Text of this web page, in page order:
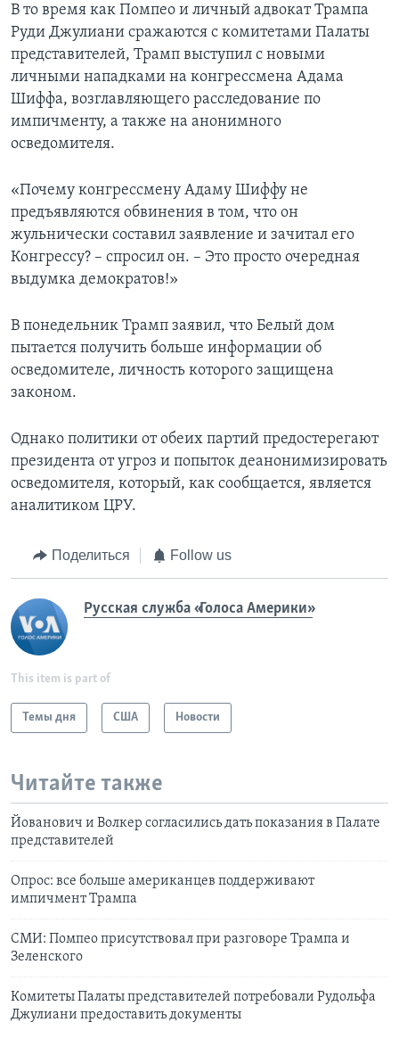
В то время как Помпео и личный адвокат Трампа
Руди Джулиани сражаются с комитетами Палаты
представителей, Трамп выступил с новыми
личными нападками на конгрессмена Адама
Шиффа, возглавляющего расследование по
импичменту, а также на анонимного
осведомителя.
«Почему конгрессмену Адаму Шиффу не
предъявляются обвинения в том, что он
жульнически составил заявление и зачитал его
Конгрессу? – спросил он. – Это просто очередная
выдумка демократов!»
В понедельник Трамп заявил, что Белый дом
пытается получить больше информации об
осведомителе, личность которого защищена
законом.
Однако политики от обеих партий предостерегают
президента от угроз и попыток деанонимизировать
осведомителя, который, как сообщается, является
аналитиком ЦРУ.
Поделиться Follow us
Русская служба «Голоса Америки»
This item is part of
Темы дня США Новости
Читайте также
Йованович и Волкер согласились дать показания в Палате
представителей
Опрос: все больше американцев поддерживают
импичмент Трампа
СМИ: Помпео присутствовал при разговоре Трампа и
Зеленского
Комитеты Палаты представителей потребовали Рудольфа
Джулиани предоставить документы